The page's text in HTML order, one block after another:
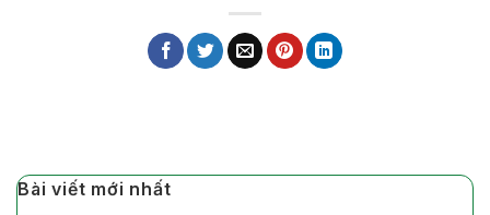
Bài viết mới nhất